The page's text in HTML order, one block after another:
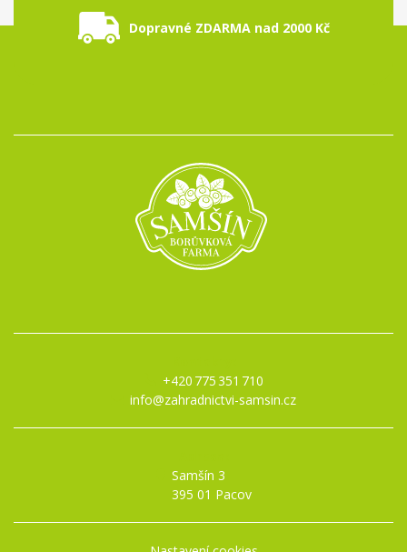
Dopravné ZDARMA nad 2000 Kč
+420 775 351 710
info@zahradnictvi-samsin.cz
Samšín 3
395 01 Pacov